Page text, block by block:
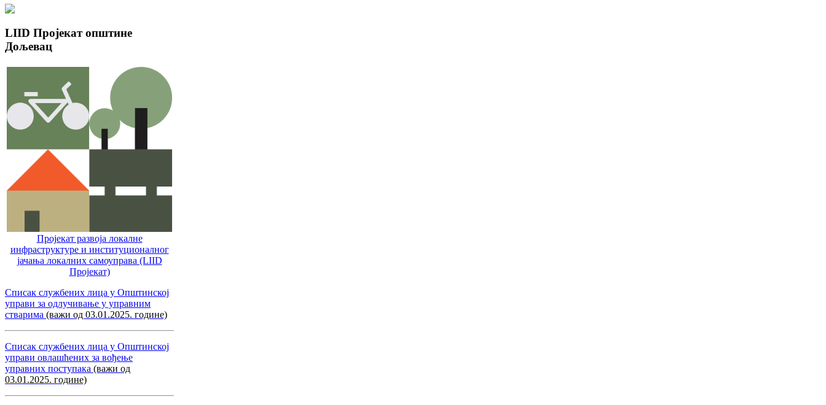
LIID Пројекат општине
Дољевац
Пројекат развоја локалне
инфраструктуре и институционалног
јачања локалних самоуправa (LIID
Пројекат)
Списак службених лица у Општинској
управи за одлучивање у управним
стварима (важи од 03.01.2025. године)
Списак службених лица у Општинској
управи овлашћених за вођење
управних поступака (важи од
03.01.2025. године)